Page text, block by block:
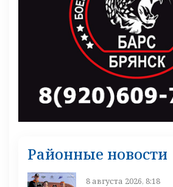
Районные новости
8 августа 2026, 8:18